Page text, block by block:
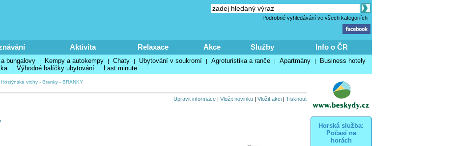
Podrobné vyhledávání ve všech kategoriích
Aktivita Relaxace Akce Služby Info o ČR
bungalovy | Kempy a autokempy | Chaty | Ubytování v soukromí | Agroturistika a ranče | Apartmány | Business hotely
| Výhodné balíčky ubytování | Last minute
vrchy- Branky- BRANKY
Upravit informace| Vložit novinku| Vložit akci| Tisknout
Horská služba:
Počasí na
horách